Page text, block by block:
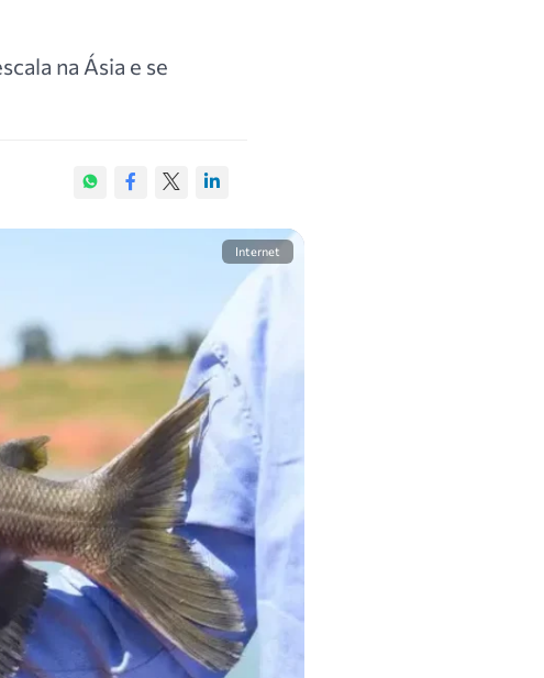
na Ásia e se
Internet